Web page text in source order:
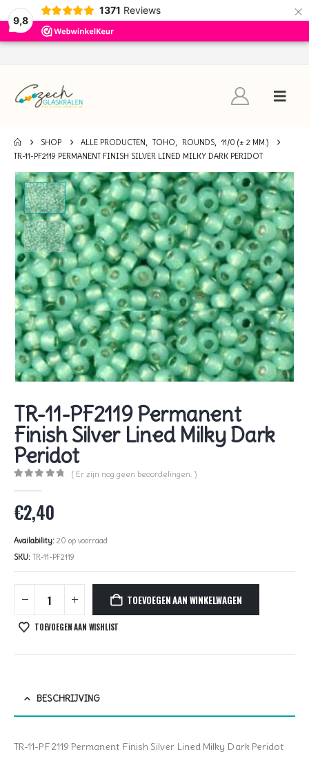
9,8
1371 Reviews ×
SHOP ALLE PRODUCTEN, TOHO, ROUNDS, 11/0 (± 2 MM.)
TR-11-PF2119 PERMANENT FINISH SILVER LINED MILKY DARK PERIDOT
TR-11-PF2119 Permanent
Finish Silver Lined Milky Dark
Peridot
( Er zijn nog geen beoordelingen. )
€2,40
Availability: 20 op voorraad
SKU: TR-11-PF2119
TOEVOEGEN AAN WINKELWAGEN
TOEVOEGEN AAN WISHLIST
BESCHRIJVING
TR-11-PF2119 Permanent Finish Silver Lined Milky Dark Peridot